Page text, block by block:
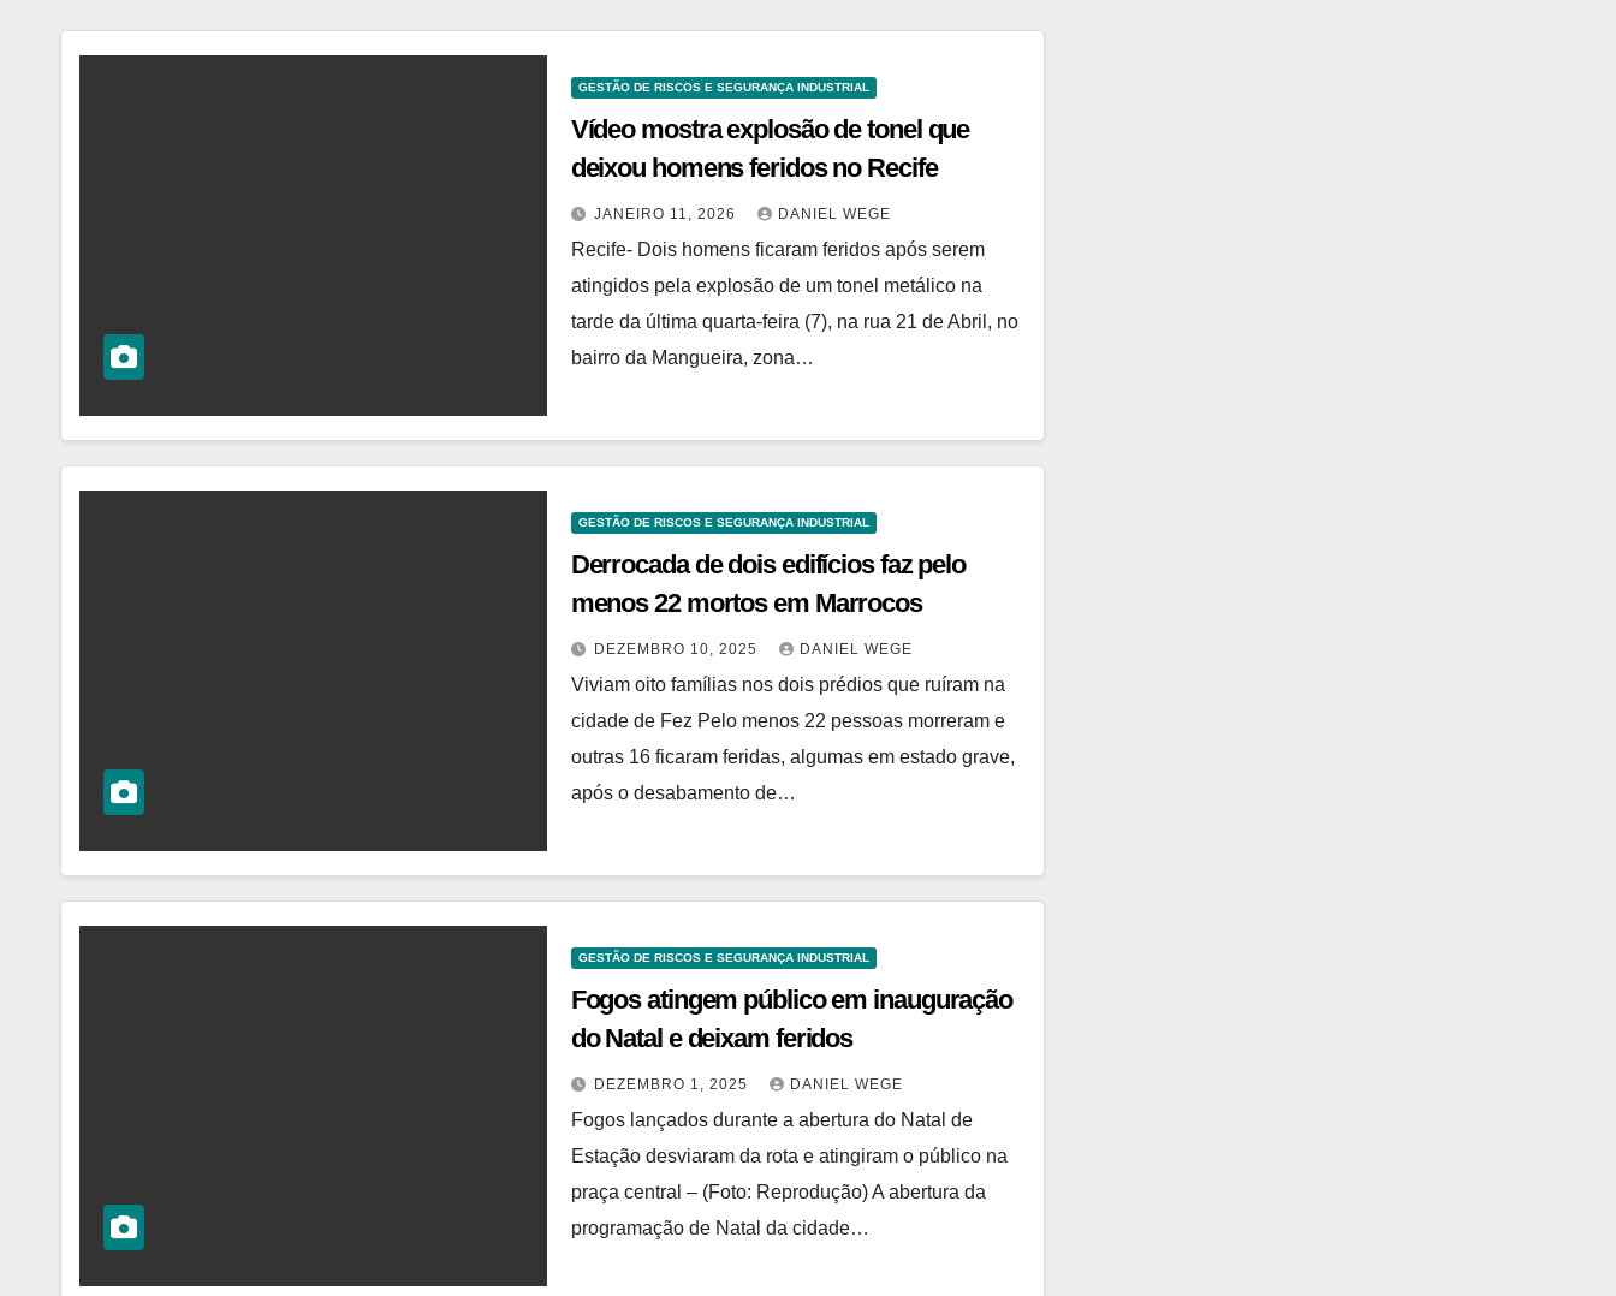
GESTÃO DE RISCOS E SEGURANÇA INDUSTRIAL
Vídeo mostra explosão de tonel que
deixou homens feridos no Recife
JANEIRO 11, 2026 DANIEL WEGE
Recife- Dois homens ficaram feridos após serem
atingidos pela explosão de um tonel metálico na
tarde da última quarta-feira (7), na rua 21 de Abril, no
bairro da Mangueira, zona…
GESTÃO DE RISCOS E SEGURANÇA INDUSTRIAL
Derrocada de dois edifícios faz pelo
menos 22 mortos em Marrocos
DEZEMBRO 10, 2025 DANIEL WEGE
Viviam oito famílias nos dois prédios que ruíram na
cidade de Fez Pelo menos 22 pessoas morreram e
outras 16 ficaram feridas, algumas em estado grave,
após o desabamento de…
GESTÃO DE RISCOS E SEGURANÇA INDUSTRIAL
Fogos atingem público em inauguração
do Natal e deixam feridos
DEZEMBRO 1, 2025 DANIEL WEGE
Fogos lançados durante a abertura do Natal de
Estação desviaram da rota e atingiram o público na
praça central – (Foto: Reprodução) A abertura da
programação de Natal da cidade…